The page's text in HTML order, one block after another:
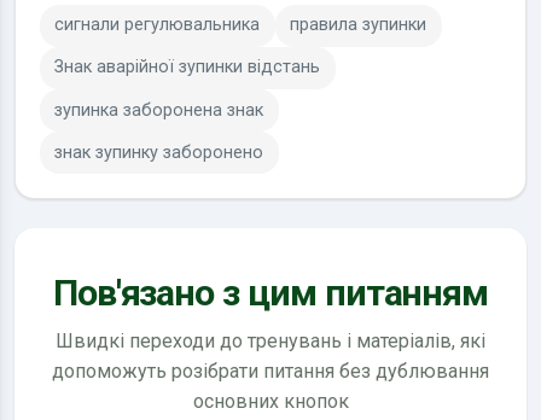
сигнали регулювальника правила зупинки
Знак аварійної зупинки відстань
зупинка заборонена знак
знак зупинку заборонено
Пов'язано з цим питанням
Швидкі переходи до тренувань і матеріалів, які
допоможуть розібрати питання без дублювання
основних кнопок